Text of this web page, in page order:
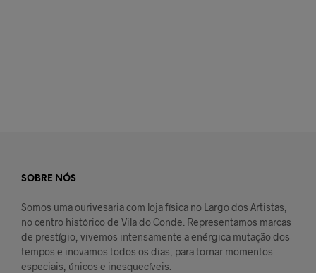
SOBRE NÓS
Somos uma ourivesaria com loja física no Largo dos Artistas,
no centro histórico de Vila do Conde. Representamos marcas
de prestígio, vivemos intensamente a enérgica mutação dos
tempos e inovamos todos os dias, para tornar momentos
especiais, únicos e inesquecíveis.